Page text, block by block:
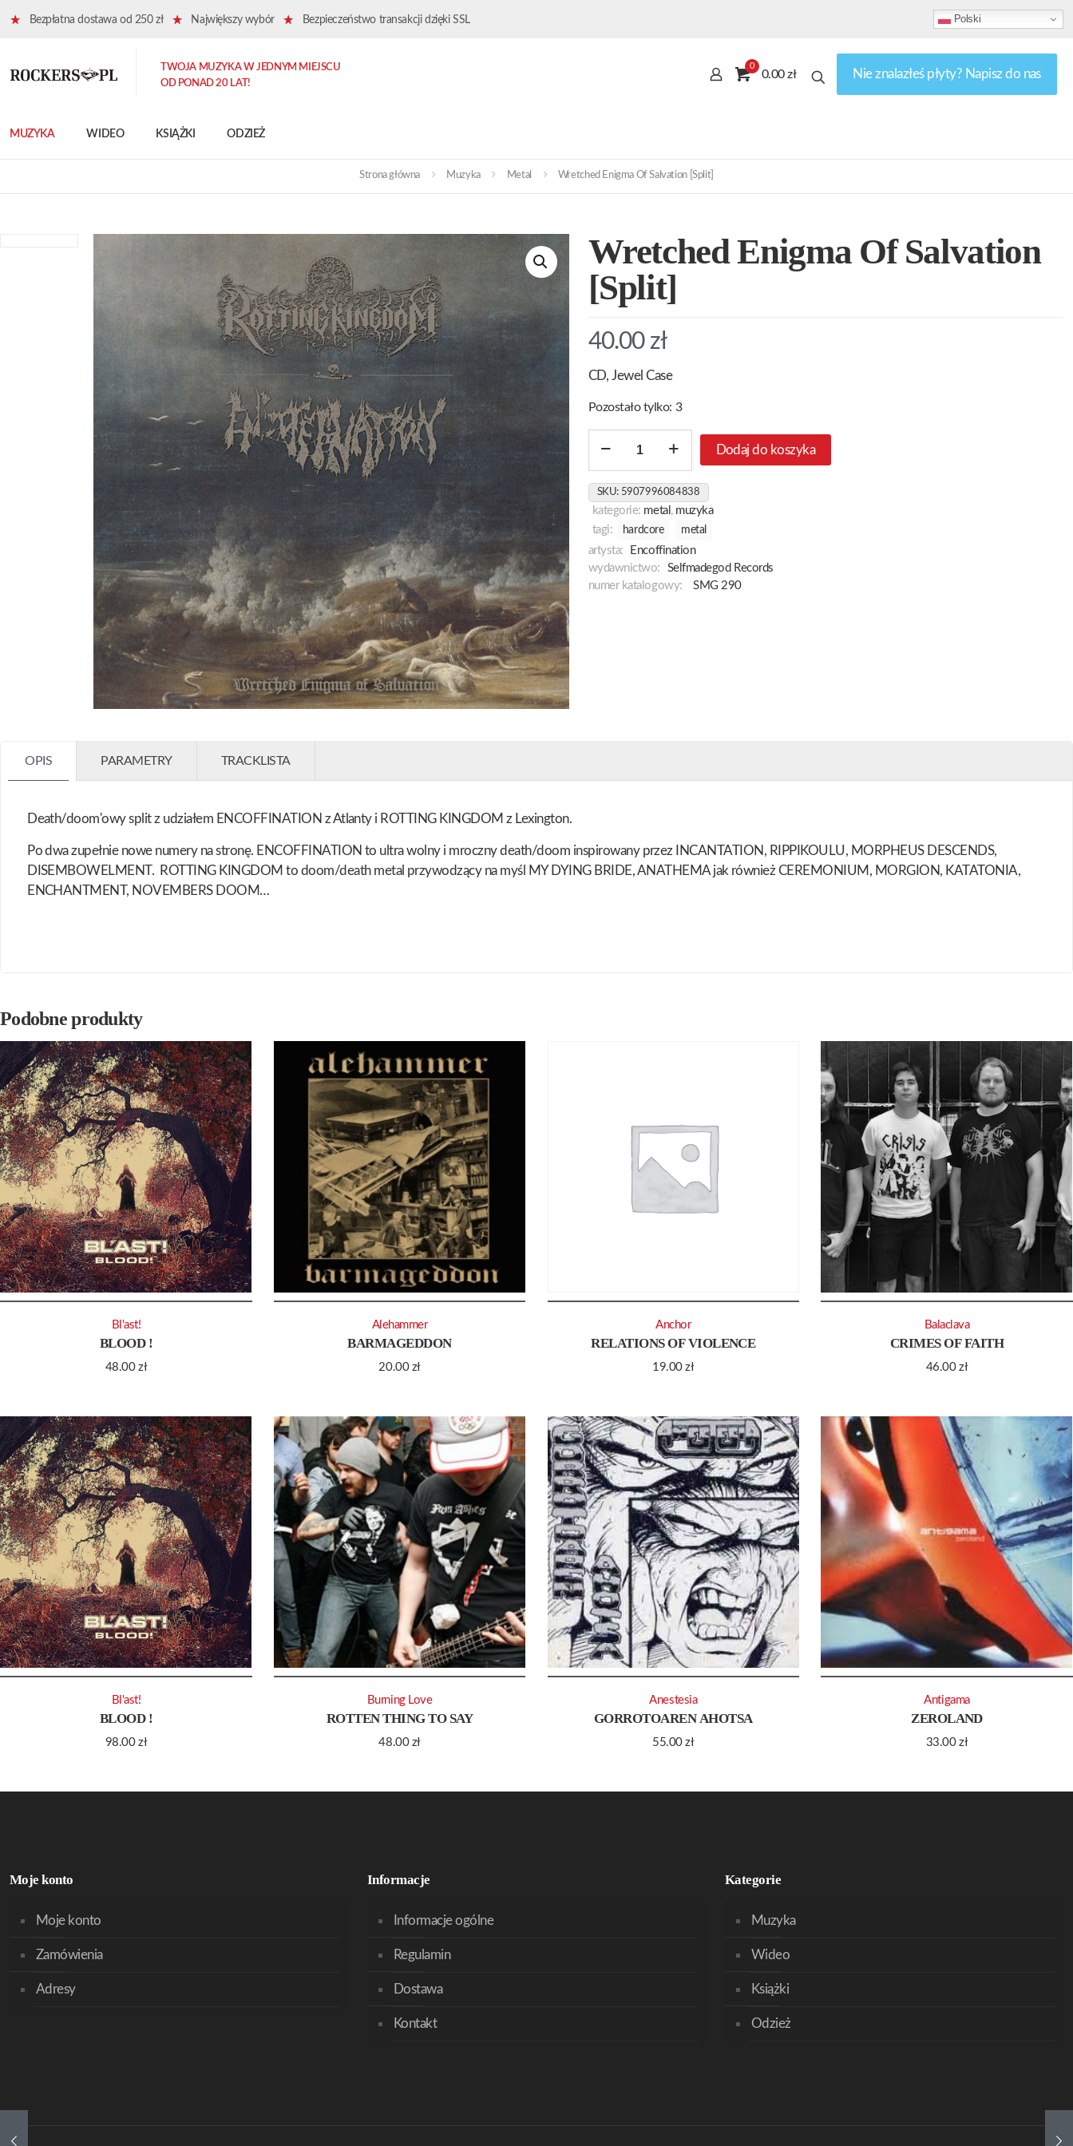
Bezpłatna dostawa od 250 zł Największy wybór Bezpieczeństwo transakcji dzięki SSL Polski
MUZYKA WIDEO KSIĄŻKI ODZIEŻ
TWOJA MUZYKA W JEDNYM MIEJSCU
OD PONAD 20 LAT!
0
0.00 zł Nie znalazłeś płyty? Napisz do nas
Strona główna Muzyka Metal Wretched Enigma Of Salvation [Split]
Wretched Enigma Of Salvation
[Split]
40.00 zł
CD, Jewel Case
Pozostało tylko: 3
Wretched
Of
Salvation
[Split]
Dodaj do koszyka
SKU: 5907996084838
kategorie: metal , muzyka
tagi:
hardcore metal
artysta:
Encoffination ‎
wydawnictwo:
Selfmadegod Records
numer katalogowy:
SMG 290
OPIS PARAMETRY TRACKLISTA
Death/doom'owy split z udziałem ENCOFFINATION z Atlanty i ROTTING KINGDOM z Lexington.
Po dwa zupełnie nowe numery na stronę. ENCOFFINATION to ultra wolny i mroczny death/doom inspirowany przez INCANTATION, RIPPIKOULU, MORPHEUS DESCENDS,
DISEMBOWELMENT. ROTTING KINGDOM to doom/death metal przywodzący na myśl MY DYING BRIDE, ANATHEMA jak również CEREMONIUM, MORGION, KATATONIA,
ENCHANTMENT, NOVEMBERS DOOM…
Podobne produkty
BLOOD !
48.00zł
Bl'ast!
BARMAGEDDON
20.00 zł
Alehammer
RELATIONS OF VIOLENCE
19.00zł
Anchor
CRIMES OF FAITH
46.00zł
Balaclava
BLOOD !
98.00zł
Bl'ast!
ROTTEN THING TO SAY
48.00 zł
Burning Love
GORROTOAREN AHOTSA
55.00zł
Anestesia
ZEROLAND
33.00zł
Antigama
Moje konto
Moje konto
Zamówienia
Adresy
Informacje
Informacje ogólne
Regulamin
Dostawa
Kontakt
Kategorie
Muzyka
Wideo
Książki
Odzież